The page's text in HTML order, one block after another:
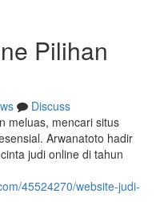
Pilihan
Discuss
meluas, mencari situs
Arwanatoto hadir
judi online di tahun
45524270/website-judi-